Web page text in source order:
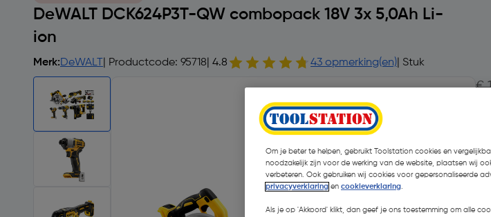
DeWALT DCK624P3T-QW combopack 18V 3x 5,0Ah Li-
ion
Merk:DeWALT | Productcode: 95718 | 4.8 43 opmerking(en) | Stuk
€
Om je beter te helpen, gebruikt Toolstation cookies en
noodzakelijk zijn voor de werking van de website, plaatsen wij
verbeteren. Ook gebruiken wij cookies voor gepersonaliseerde
privacyverklaring en cookieverklaring.
Als je op 'Akkoord' klikt, dan geef je ons toestemming om alle